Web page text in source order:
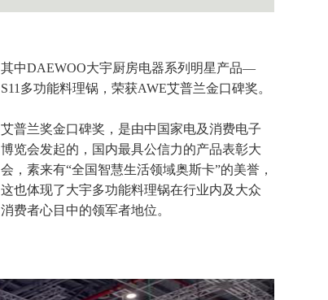
其中DAEWOO大宇厨房电器系列明星产品—
S11多功能料理锅，荣获AWE艾普兰金口碑奖。
艾普兰奖金口碑奖，是由中国家电及消费电子
博览会发起的，国内最具公信力的产品表彰大
会，素来有“全国智慧生活领域奥斯卡”的美誉，
这也体现了大宇多功能料理锅在行业内及大众
消费者心目中的领军者地位。